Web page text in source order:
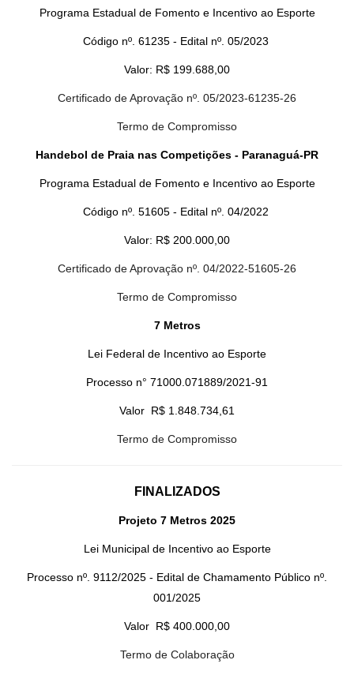
Programa Estadual de Fomento e Incentivo ao Esporte
Código nº. 61235 - Edital nº. 05/2023
Valor: R$ 199.688,00
Certificado de Aprovação nº. 05/2023-61235-26
Termo de Compromisso
Handebol de Praia nas Competições - Paranaguá-PR
Programa Estadual de Fomento e Incentivo ao Esporte
Código nº. 51605 - Edital nº. 04/2022
Valor: R$ 200.000,00
Certificado de Aprovação nº. 04/2022-51605-26
Termo de Compromisso
7 Metros
Lei Federal de Incentivo ao Esporte
Processo n° 71000.071889/2021-91
Valor R$ 1.848.734,61
Termo de Compromisso
FINALIZADOS
Projeto 7 Metros 2025
Lei Municipal de Incentivo ao Esporte
Processo nº. 9112/2025 - Edital de Chamamento Público nº.
001/2025
Valor R$ 400.000,00
Termo de Colaboração